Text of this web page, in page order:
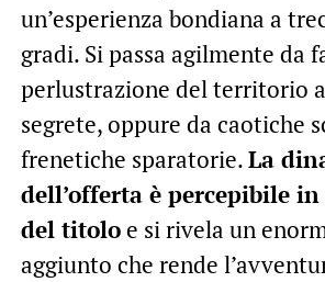
un’esperienza bondiana a
gradi. Si passa agilmente da
perlustrazione del territorio
segrete, oppure da caotiche
frenetiche sparatorie.La
dell’offerta è percepibile
del titoloe si rivela un
aggiunto che rende